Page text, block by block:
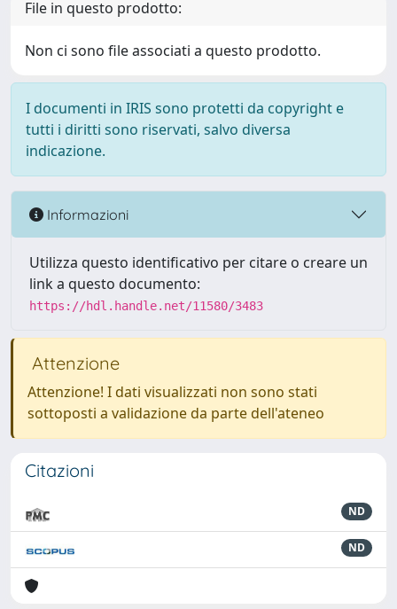
File in questo prodotto:
Non ci sono file associati a questo prodotto.
I documenti in IRIS sono protetti da copyright e
tutti i diritti sono riservati, salvo diversa
indicazione.
Informazioni
Utilizza questo identificativo per citare o creare un
link a questo documento:
https://hdl.handle.net/11580/3483
Attenzione
Attenzione! I dati visualizzati non sono stati
sottoposti a validazione da parte dell'ateneo
Citazioni
ND
ND